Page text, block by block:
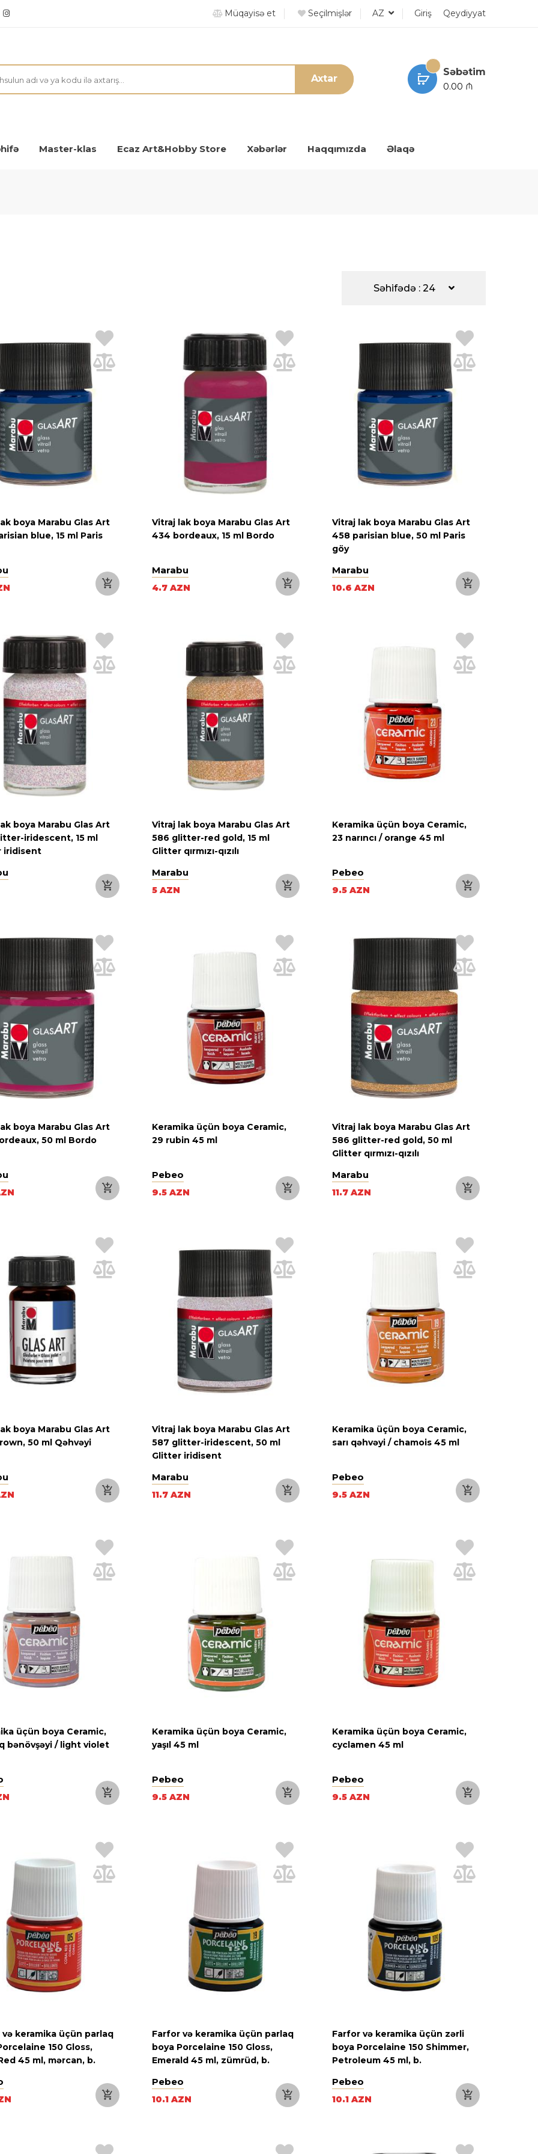
Müqayisə et Seçilmişlər AZ Giriş Qeydiyyat
Axtar
Səbətim
0.00 ₼
Master-klas Ecaz Art&Hobby Store Xəbərlər Haqqımızda Əlaqə
Səhifədə : 24
boya Marabu Glas Art
blue, 15 ml Paris
Vitraj lak boya Marabu Glas Art
434 bordeaux, 15 ml Bordo
Marabu
4.7 AZN
Vitraj lak boya Marabu Glas Art
458 parisian blue, 50 ml Paris
göy
Marabu
10.6 AZN
boya Marabu Glas Art
iridescent, 15 ml
iridisent
Vitraj lak boya Marabu Glas Art
586 glitter-red gold, 15 ml
Glitter qırmızı-qızılı
Marabu
5 AZN
Keramika üçün boya Ceramic,
23 narıncı / orange 45 ml
Pebeo
9.5 AZN
boya Marabu Glas Art
50 ml Bordo
Keramika üçün boya Ceramic,
29 rubin 45 ml
Pebeo
9.5 AZN
Vitraj lak boya Marabu Glas Art
586 glitter-red gold, 50 ml
Glitter qırmızı-qızılı
Marabu
11.7 AZN
boya Marabu Glas Art
50 ml Qəhvəyi
Vitraj lak boya Marabu Glas Art
587 glitter-iridescent, 50 ml
Glitter iridisent
Marabu
11.7 AZN
Keramika üçün boya Ceramic,
sarı qəhvəyi / chamois 45 ml
Pebeo
9.5 AZN
üçün boya Ceramic,
bənövşəyi / light violet
Keramika üçün boya Ceramic,
yaşıl 45 ml
Pebeo
9.5 AZN
Keramika üçün boya Ceramic,
cyclamen 45 ml
Pebeo
9.5 AZN
və keramika üçün parlaq
150 Gloss,
45 ml, mərcan, b.
Farfor və keramika üçün parlaq
boya Porcelaine 150 Gloss,
Emerald 45 ml, zümrüd, b.
Pebeo
10.1 AZN
Farfor və keramika üçün zərli
boya Porcelaine 150 Shimmer,
Petroleum 45 ml, b.
Pebeo
10.1 AZN